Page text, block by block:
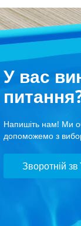
У вас
Напишіть нам! Ми
допоможемо з
Зворотній